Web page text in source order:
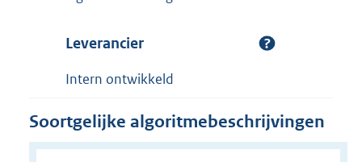
Leverancier
Intern ontwikkeld
Soortgelijke algoritmebeschrijvingen